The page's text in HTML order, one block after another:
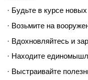
· Будьте в курсе
· Возьмите на
· Вдохновляйтесь и
· Находите
· Выстраивайте